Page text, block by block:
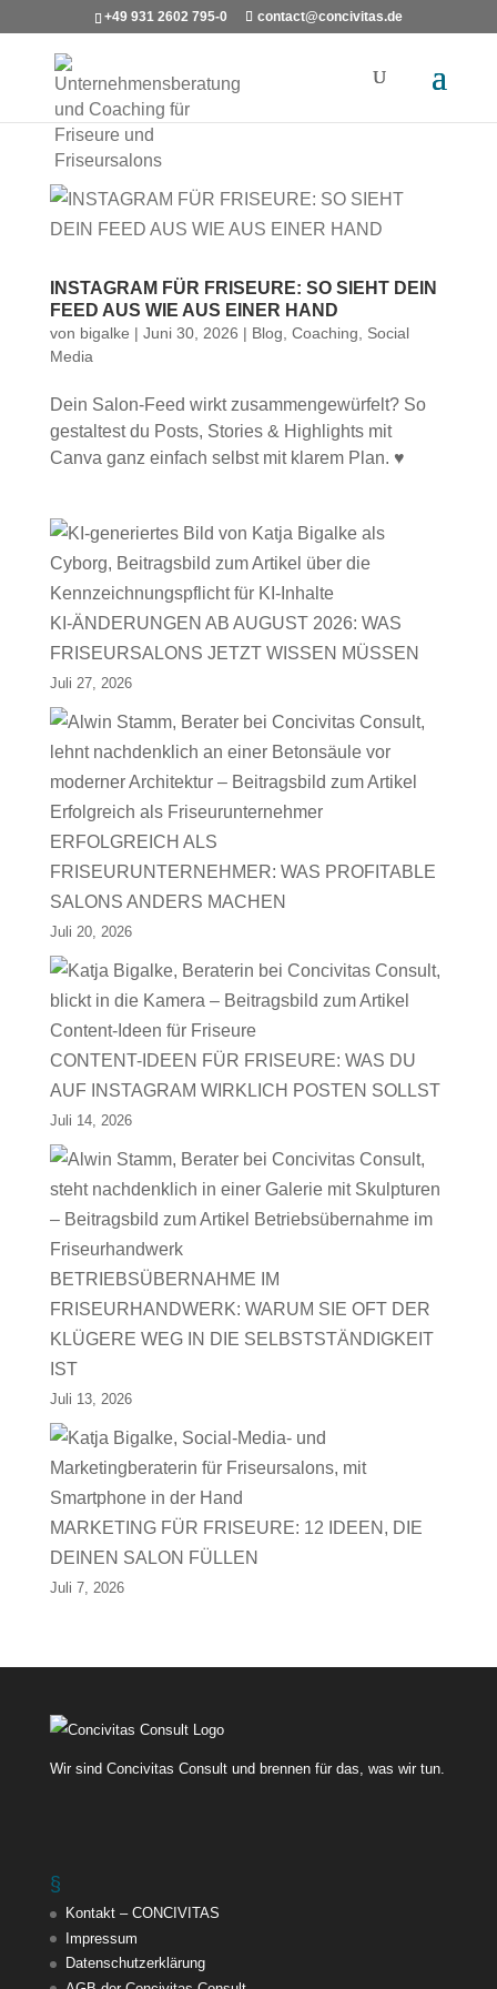
+49 931 2602 795-0 contact@concivitas.de
INSTAGRAM FÜR FRISEURE: SO SIEHT DEIN
FEED AUS WIE AUS EINER HAND
von bigalke | Juni 30, 2026 | Blog Coaching
Social
Media
Dein Salon-Feed wirkt zusammengewürfelt? So
gestaltest du Posts, Stories & Highlights mit
Canva ganz einfach selbst mit klarem Plan. ♥
KI-ÄNDERUNGEN AB AUGUST 2026: WAS
FRISEURSALONS JETZT WISSEN MÜSSEN
Juli 27, 2026
ERFOLGREICH ALS
FRISEURUNTERNEHMER: WAS PROFITABLE
SALONS ANDERS MACHEN
Juli 20, 2026
CONTENT-IDEEN FÜR FRISEURE: WAS DU
AUF INSTAGRAM WIRKLICH POSTEN SOLLST
Juli 14, 2026
BETRIEBSÜBERNAHME IM
FRISEURHANDWERK: WARUM SIE OFT DER
KLÜGERE WEG IN DIE SELBSTSTÄNDIGKEIT
IST
Juli 13, 2026
MARKETING FÜR FRISEURE: 12 IDEEN, DIE
DEINEN SALON FÜLLEN
Juli 7, 2026
Wir sind Concivitas Consult und brennen für das, was wir tun.
§
Kontakt – CONCIVITAS
Impressum
Datenschutzerklärung